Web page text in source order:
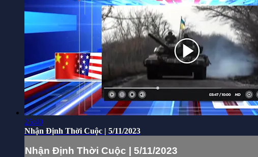
25:40
Nhận Định Thời Cuộc | 5/11/2023
Nhận Định Thời Cuộc | 5/11/2023